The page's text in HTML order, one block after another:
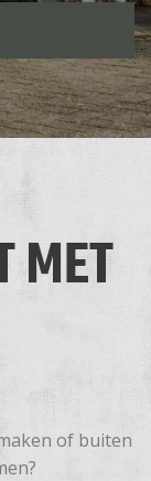
MET
of buiten